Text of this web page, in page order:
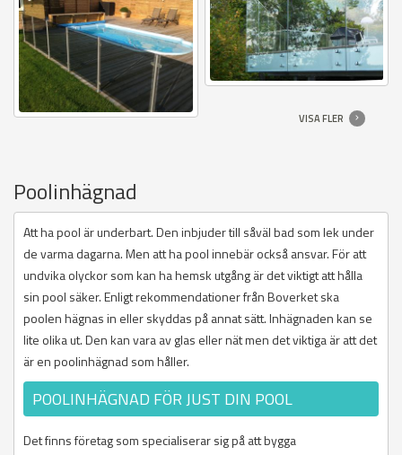
VISA FLER
Poolinhägnad
Att ha pool är underbart. Den inbjuder till såväl bad som lek under
de varma dagarna. Men att ha pool innebär också ansvar. För att
undvika olyckor som kan ha hemsk utgång är det viktigt att hålla
sin pool säker. Enligt rekommendationer från Boverket ska
poolen hägnas in eller skyddas på annat sätt. Inhägnaden kan se
lite olika ut. Den kan vara av glas eller nät men det viktiga är att det
är en poolinhägnad som håller.
POOLINHÄGNAD FÖR JUST DIN POOL
Det finns företag som specialiserar sig på att bygga